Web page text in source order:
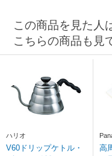
この商品を見た人
こちらの商品も見
ハリオ
V60ドリップケトル・
高